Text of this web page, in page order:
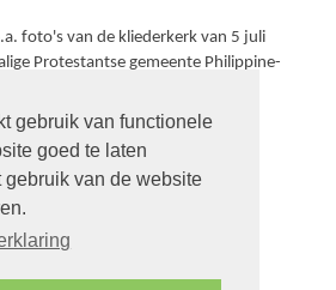
gebruik van functionele
goed te laten
gebruik van de website
foto's van de kliederkerk van 5 juli
Protestantse gemeente Philippine-